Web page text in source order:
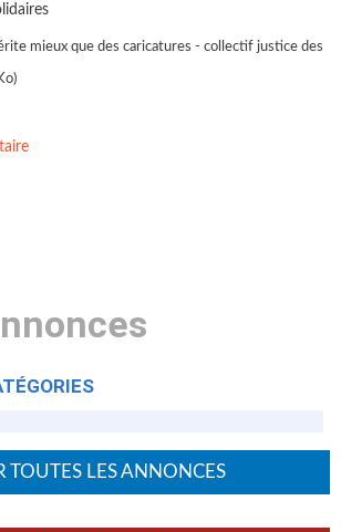
mieux que des caricatures - collectif justice des
TOUTES LES ANNONCES